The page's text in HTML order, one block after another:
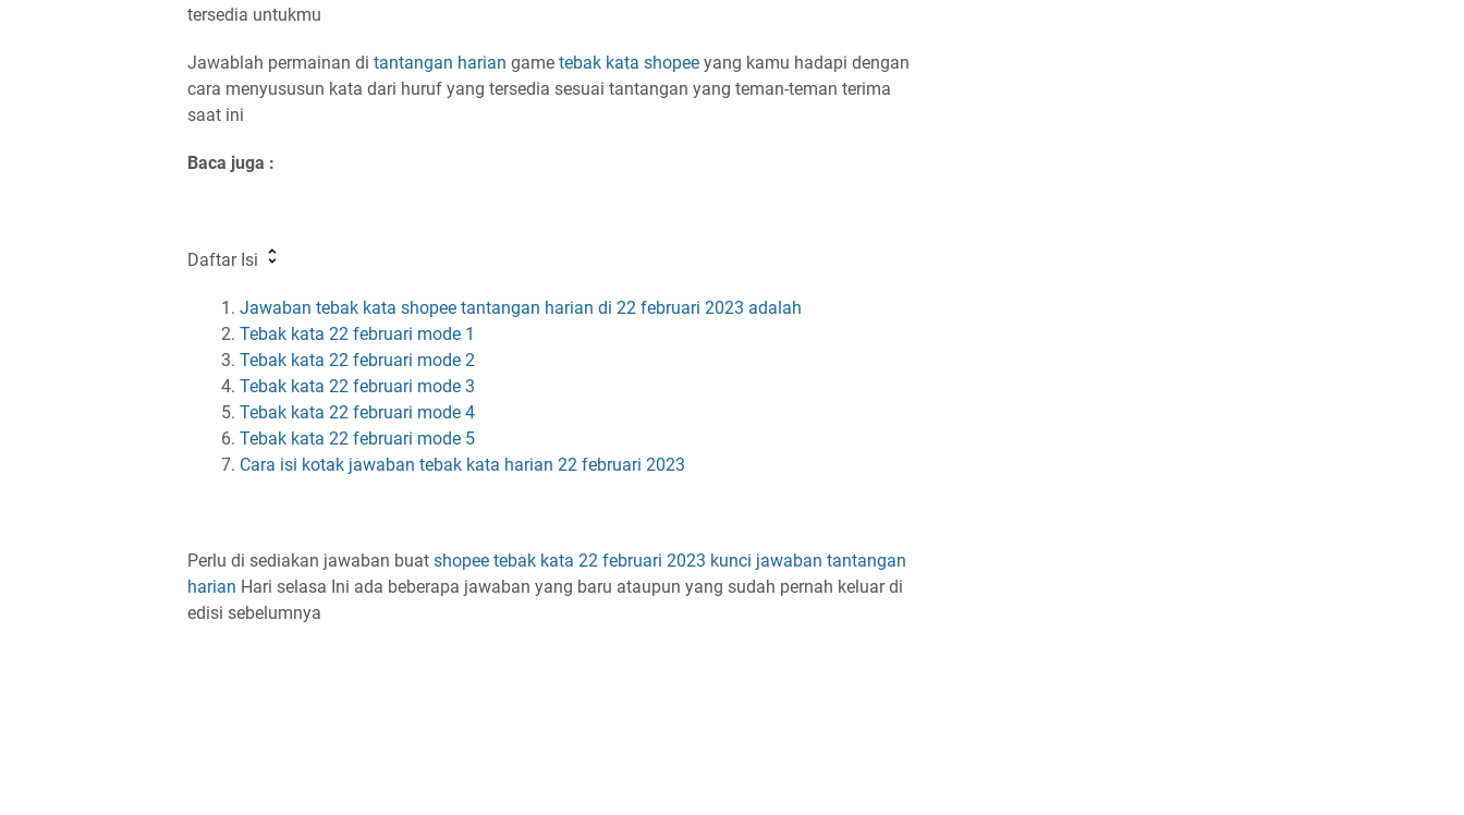
tersedia untukmu
Jawablah permainan di tantangan harian game tebak kata shopee yang kamu hadapi dengan
cara menyususun kata dari huruf yang tersedia sesuai tantangan yang teman-teman terima
saat ini
Baca juga :
Daftar Isi
Jawaban tebak kata shopee tantangan harian di 22 februari 2023 adalah
Tebak kata 22 februari mode 1
Tebak kata 22 februari mode 2
Tebak kata 22 februari mode 3
Tebak kata 22 februari mode 4
Tebak kata 22 februari mode 5
Cara isi kotak jawaban tebak kata harian 22 februari 2023
Perlu di sediakan jawaban buat shopee tebak kata 22 februari 2023 kunci jawaban tantangan
harian Hari selasa Ini ada beberapa jawaban yang baru ataupun yang sudah pernah keluar di
edisi sebelumnya